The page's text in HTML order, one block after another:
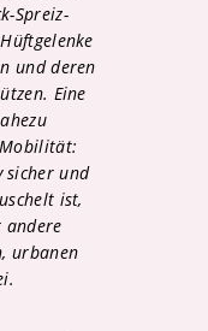
Spreiz-
und deren
Eine
sicher und
ist,
andere
urbanen